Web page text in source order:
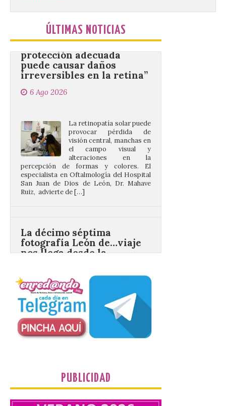
ÚLTIMAS NOTICIAS
protección adecuada
puede causar daños
6 Ago 2026
el campo visual y
alteraciones en la
percepción de formas y colores. El
especialista en Oftalmología del Hospital
San Juan de Dios de León, Dr. Mahave
Ruiz, advierte de […]
nos llega desde la
carretera CL 626 con
motivo de la marcha en
defensa de FEVE
Nueva edición de León
de…viaje. Una iniciativa
organizado por la sección
juvenil de la Asociación
Enróllate, la Asociación
Morán nos envía desde la carretera […]
PUBLICIDAD